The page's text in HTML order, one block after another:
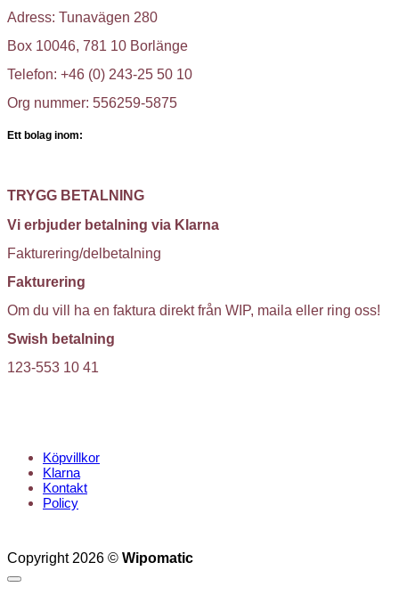
Adress: Tunavägen 280
Box 10046, 781 10 Borlänge
Telefon: +46 (0) 243-25 50 10
Org nummer: 556259-5875
Ett bolag inom:
TRYGG BETALNING
Vi erbjuder betalning via Klarna
Fakturering/delbetalning
Fakturering
Om du vill ha en faktura direkt från WIP, maila eller ring oss!
Swish betalning
123-553 10 41
Köpvillkor
Klarna
Kontakt
Policy
Copyright 2026 © Wipomatic